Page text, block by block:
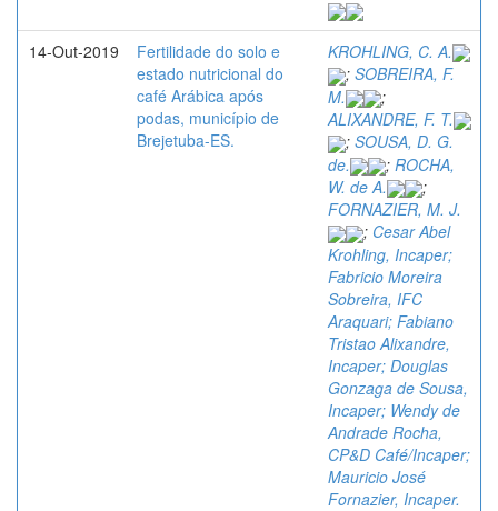
14-Out-2019
Fertilidade do solo e
estado nutricional do
café Arábica após
podas, município de
Brejetuba-ES.
KROHLING, C. A.
; SOBREIRA, F.
M.
;
ALIXANDRE, F. T.
; SOUSA, D. G.
de.
; ROCHA,
W. de A.
;
FORNAZIER, M. J.
; Cesar Abel
Krohling, Incaper;
Fabricio Moreira
Sobreira, IFC
Araquari; Fabiano
Tristao Alixandre,
Incaper; Douglas
Gonzaga de Sousa,
Incaper; Wendy de
Andrade Rocha,
CP&D Café/Incaper;
Mauricio José
Fornazier, Incaper.